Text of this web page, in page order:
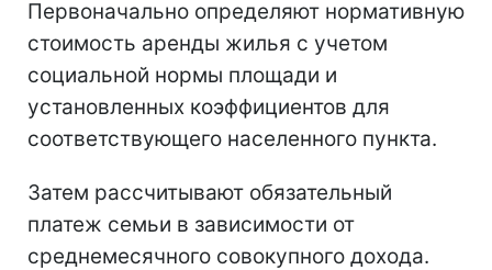
Первоначально определяют нормативную
стоимость аренды жилья с учетом
социальной нормы площади и
установленных коэффициентов для
соответствующего населенного пункта.
Затем рассчитывают обязательный
платеж семьи в зависимости от
среднемесячного совокупного дохода.